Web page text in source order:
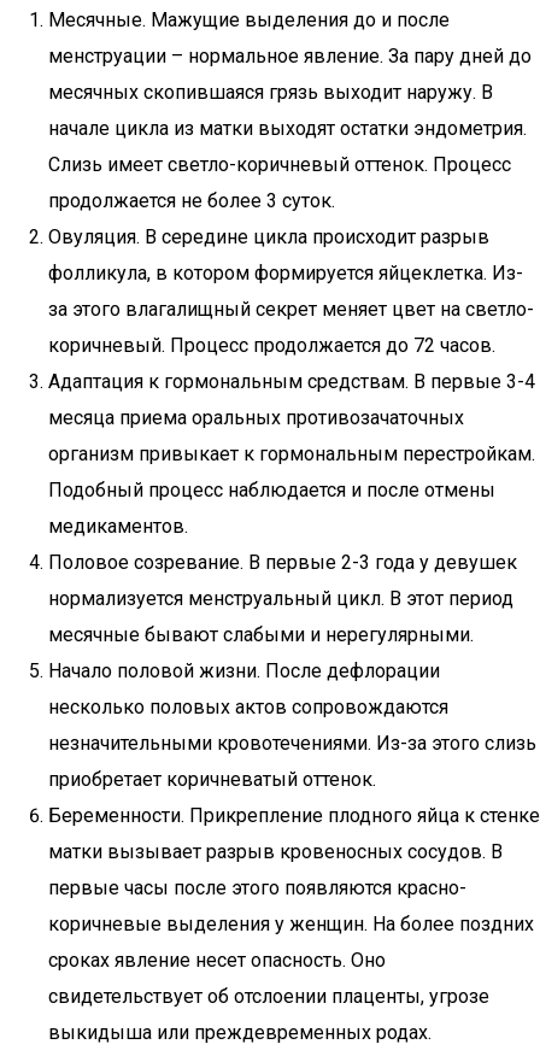
Месячные. Мажущие выделения до и после
менструации – нормальное явление. За пару дней до
месячных скопившаяся грязь выходит наружу. В
начале цикла из матки выходят остатки эндометрия.
Слизь имеет светло-коричневый оттенок. Процесс
продолжается не более 3 суток.
Овуляция. В середине цикла происходит разрыв
фолликула, в котором формируется яйцеклетка. Из-
за этого влагалищный секрет меняет цвет на светло-
коричневый. Процесс продолжается до 72 часов.
Адаптация к гормональным средствам. В первые 3-4
месяца приема оральных противозачаточных
организм привыкает к гормональным перестройкам.
Подобный процесс наблюдается и после отмены
медикаментов.
Половое созревание. В первые 2-3 года у девушек
нормализуется менструальный цикл. В этот период
месячные бывают слабыми и нерегулярными.
Начало половой жизни. После дефлорации
несколько половых актов сопровождаются
незначительными кровотечениями. Из-за этого слизь
приобретает коричневатый оттенок.
Беременности. Прикрепление плодного яйца к стенке
матки вызывает разрыв кровеносных сосудов. В
первые часы после этого появляются красно-
коричневые выделения у женщин. На более поздних
сроках явление несет опасность. Оно
свидетельствует об отслоении плаценты, угрозе
выкидыша или преждевременных родах.